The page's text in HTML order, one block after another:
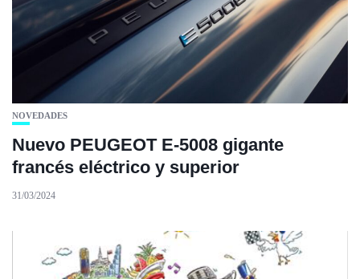
NOVEDADES
Nuevo PEUGEOT E-5008 gigante
francés eléctrico y superior
31/03/2024